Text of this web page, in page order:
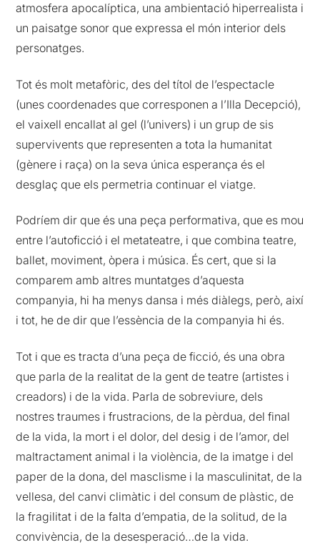
atmosfera apocalíptica, una ambientació hiperrealista i
un paisatge sonor que expressa el món interior dels
personatges.
Tot és molt metafòric, des del títol de l’espectacle
(unes coordenades que corresponen a l’Illa Decepció),
el vaixell encallat al gel (l’univers) i un grup de sis
supervivents que representen a tota la humanitat
(gènere i raça) on la seva única esperança és el
desglaç que els permetria continuar el viatge.
Podríem dir que és una peça performativa, que es mou
entre l’autoficció i el metateatre, i que combina teatre,
ballet, moviment, òpera i música. És cert, que si la
comparem amb altres muntatges d’aquesta
companyia, hi ha menys dansa i més diàlegs, però, així
i tot, he de dir que l’essència de la companyia hi és.
Tot i que es tracta d’una peça de ficció, és una obra
que parla de la realitat de la gent de teatre (artistes i
creadors) i de la vida. Parla de sobreviure, dels
nostres traumes i frustracions, de la pèrdua, del final
de la vida, la mort i el dolor, del desig i de l’amor, del
maltractament animal i la violència, de la imatge i del
paper de la dona, del masclisme i la masculinitat, de la
vellesa, del canvi climàtic i del consum de plàstic, de
la fragilitat i de la falta d’empatia, de la solitud, de la
convivència, de la desesperació…de la vida.